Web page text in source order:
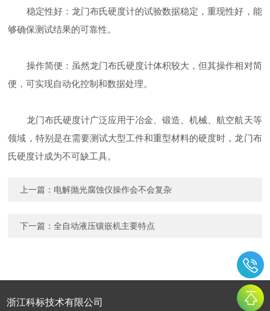
稳定性好：龙门布氏硬度计的试验数据稳定，重现性好，能
够确保测试结果的可靠性。
操作简便：虽然龙门布氏硬度计体积较大，但其操作相对简
便，可实现自动化控制和数据处理。
龙门布氏硬度计广泛应用于冶金、锻造、机械、航空航天等
领域，特别是在需要测试大型工件和重型材料的硬度时，龙门布
氏硬度计成为不可缺工具。
上一篇： 电解抛光腐蚀仪操作会不会复杂
下一篇：全自动液压镶嵌机主要特点
浙江科标技术有限公司